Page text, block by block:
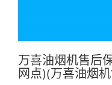
万喜油烟机售后
网点)(万喜油烟